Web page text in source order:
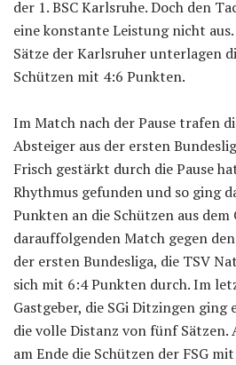
der 1. BSC Karlsruhe. Doch den
eine konstante Leistung nicht
Sätze der Karlsruher unterlagen
Schützen mit 4:6 Punkten.
Im Match nach der Pause trafen
Absteiger aus der ersten
Frisch gestärkt durch die Pause
Rhythmus gefunden und so ging
Punkten an die Schützen aus dem
darauffolgenden Match gegen
der ersten Bundesliga, die TSV
sich mit 6:4 Punkten durch. Im
Gastgeber, die SGi Ditzingen ging
die volle Distanz von fünf Sätzen.
am Ende die Schützen der FSG